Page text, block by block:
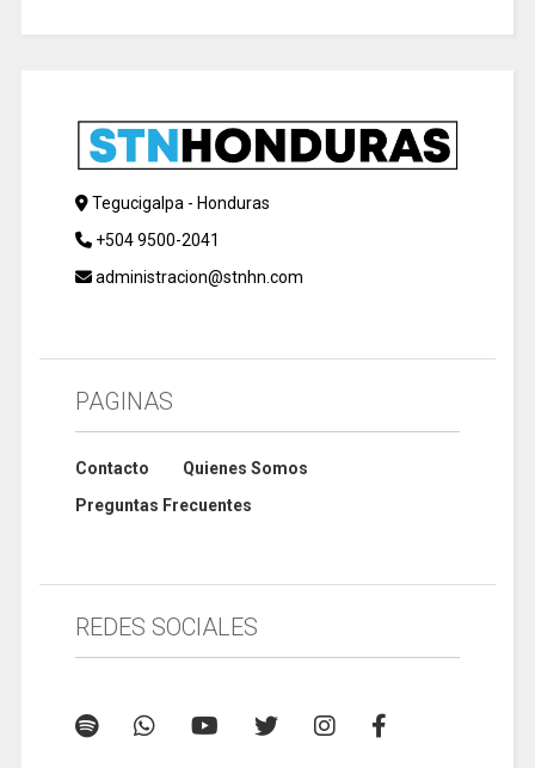
Tegucigalpa - Honduras
+504 9500-2041
administracion@stnhn.com
PAGINAS
Contacto
Quienes Somos
Preguntas Frecuentes
REDES SOCIALES